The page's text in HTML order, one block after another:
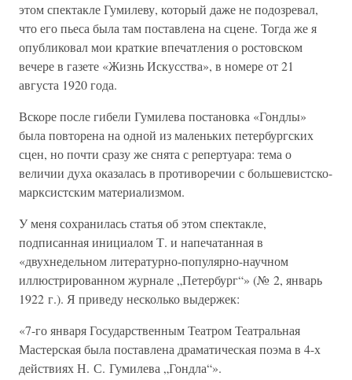
этом спектакле Гумилеву, который даже не подозревал,
что его пьеса была там поставлена на сцене. Тогда же я
опубликовал мои краткие впечатления о ростовском
вечере в газете «Жизнь Искусства», в номере от 21
августа 1920 года.
Вскоре после гибели Гумилева постановка «Гондлы»
была повторена на одной из маленьких петербургских
сцен, но почти сразу же снята с репертуара: тема о
величии духа оказалась в противоречии с большевистско-
марксистским материализмом.
У меня сохранилась статья об этом спектакле,
подписанная инициалом Т. и напечатанная в
«двухнедельном литературно-популярно-научном
иллюстрированном журнале „Петербург“» (№ 2, январь
1922 г.). Я приведу несколько выдержек:
«7-го января Государственным Театром Театральная
Мастерская была поставлена драматическая поэма в 4-х
действиях Н. С. Гумилева „Гондла“».